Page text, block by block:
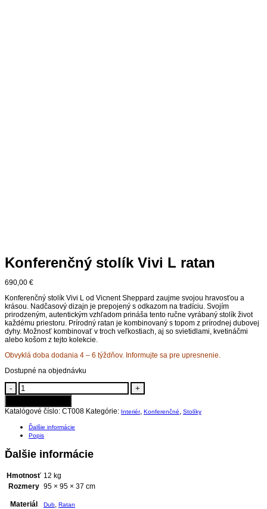
Konferenčný stolík Vivi L ratan
690,00 €
Konferenčný stolík Vivi L od Vicnent Sheppard zaujme svojou hravosťou a
krásou. Nadčasový dizajn je prepojený s odkazom na tradíciu. Svojím
prirodzeným, autentickým vzhľadom prináša tento ručne vyrábaný stolík život
každému priestoru. Prírodný ratan je kombinovaný s topom z prírodnej dubovej
dyhy. Možnosť kombinovať v troch veľkostiach, aj so svietidlami, kvetináčmi
alebo košom z tejto kolekcie.
Obvyklá doba dodania 4 – 6 týždňov. Informujte sa pre upresnenie.
Dostupné na objednávku
Konferenčný
stolík
L
quantity
-
+
Katalógové číslo: CT008 Kategórie: Interiér, Konferenčné, Stolíky
Ďalšie informácie
Popis
Ďalšie informácie
Hmotnosť 12 kg
Rozmery 95 × 95 × 37 cm
Materiál Dub, Ratan